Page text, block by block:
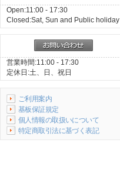
Open:11:00 - 17:30
Closed:Sat, Sun and Public holiday
営業時間:11:00 - 17:30
定休日:土、日、祝日
ご利用案内
基板保証規定
個人情報の取扱いについて
特定商取引法に基づく表記